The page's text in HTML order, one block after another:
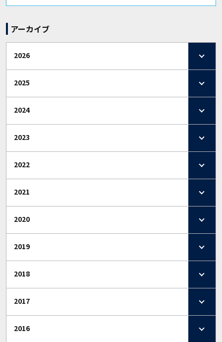
アーカイブ
2026
2025
2024
2023
2022
2021
2020
2019
2018
2017
2016